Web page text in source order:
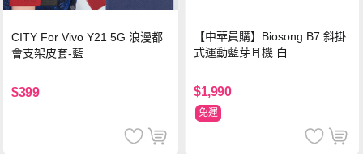
CITY For Vivo Y21 5G 浪漫都
會支架皮套-藍
$399
【中華員購】Biosong B7 斜掛
式運動藍芽耳機 白
$1,990
免運